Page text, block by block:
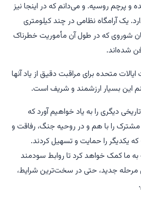
و پرچم روسیه. و می‌دانم که در اینجا نیز
یک آرامگاه نظامی در چند کیلومتری
شوروی که در طول آن مأموریت خطرناک
شده‌اند.
متحده برای مراقبت دقیق از یاد آنها
این بسیار ارزشمند و شریف است.
دیگری را به یاد خواهیم آورد که
را با هم و در روحیه جنگ، رفاقت و
یکدیگر را حمایت و تسهیل کردند.
ما کمک خواهد کرد تا روابط سودمند
مرحله جدید، حتی در سخت‌ترین شرایط،